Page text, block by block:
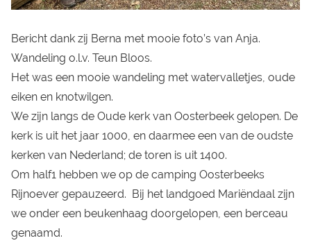
Bericht dank zij Berna met mooie foto’s van Anja.
Wandeling o.l.v. Teun Bloos.
Het was een mooie wandeling met watervalletjes, oude
eiken en knotwilgen.
We zijn langs de Oude kerk van Oosterbeek gelopen. De
kerk is uit het jaar 1000, en daarmee een van de oudste
kerken van Nederland; de toren is uit 1400.
Om half1 hebben we op de camping Oosterbeeks
Rijnoever gepauzeerd. Bij het landgoed Mariëndaal zijn
we onder een beukenhaag doorgelopen, een berceau
genaamd.